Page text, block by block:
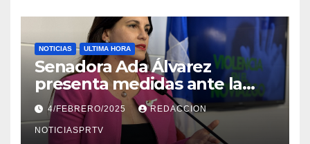
NOTICIAS ULTIMA HORA
Senadora Ada Álvarez
presenta medidas ante la
violencia en el noviazgo
4/FEBRERO/2025 REDACCION
NOTICIASPRTV